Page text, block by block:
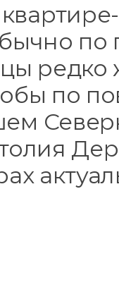
по
редко
по